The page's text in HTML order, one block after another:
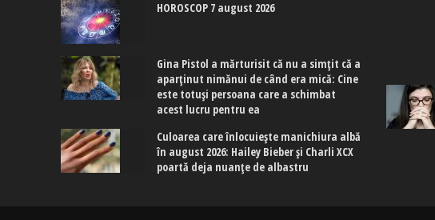
HOROSCOP 7 august 2026
Gina Pistol a mărturisit că nu a simțit că a
aparținut nimănui de când era mică: Cine
este totuși persoana care a schimbat
acest lucru pentru ea
Culoarea care înlocuiește manichiura albă
în august 2026: Hailey Bieber și Charli XCX
poartă deja nuanțe de albastru